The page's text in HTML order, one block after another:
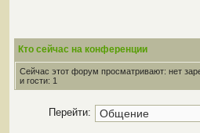
Кто сейчас на конференции
Сейчас этот форум просматривают: нет
и гости: 1
Перейти: